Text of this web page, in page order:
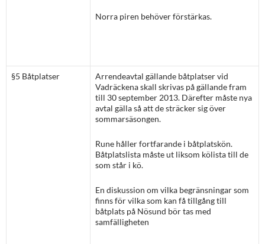
Norra piren behöver förstärkas.
§5 Båtplatser
Arrendeavtal gällande båtplatser vid
Vadräckena skall skrivas på gällande fram
till 30 september 2013. Därefter måste nya
avtal gälla så att de sträcker sig över
sommarsäsongen.
Rune håller fortfarande i båtplatskön.
Båtplatslista måste ut liksom kölista till de
som står i kö.
En diskussion om vilka begränsningar som
finns för vilka som kan få tillgång till
båtplats på Nösund bör tas med
samfälligheten